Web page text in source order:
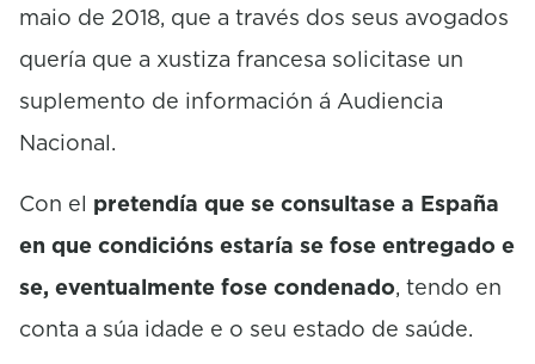
maio de 2018, que a través dos seus avogados
quería que a xustiza francesa solicitase un
suplemento de información á Audiencia
Nacional.
Con el pretendía que se consultase a España
en que condicións estaría se fose entregado e
se, eventualmente fose condenado, tendo en
conta a súa idade e o seu estado de saúde.